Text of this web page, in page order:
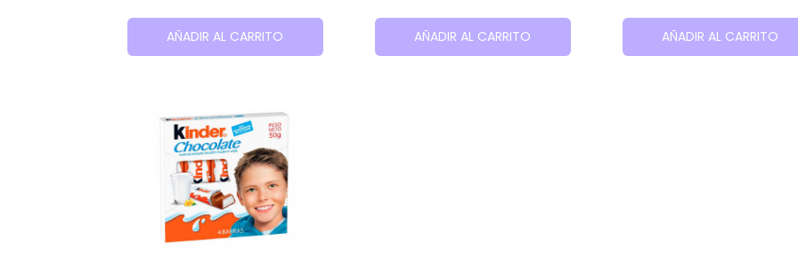
AÑADIR AL CARRITO AÑADIR AL CARRITO AÑADIR AL CARRITO